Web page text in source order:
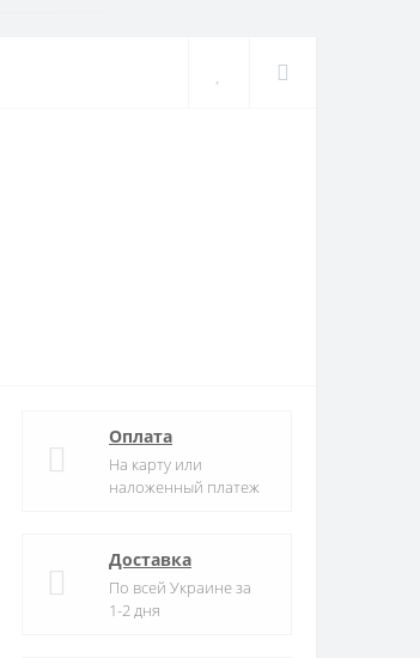
Оплата
На карту или
наложенный платеж
Доставка
По всей Украине за
1-2 дня